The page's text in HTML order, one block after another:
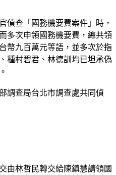
偵查「國務機要費案件」時，
多次申領國務機要費，總共領
幣九百萬元等語，並多次於指
種村碧君、林德訓均已坦承偽
調查局台北市調查處共同偵
由林哲民轉交給陳鎮慧請領國